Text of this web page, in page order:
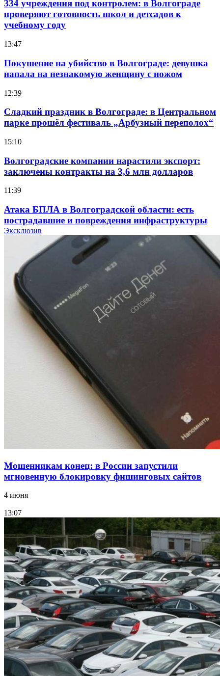
334 учреждения под контролем: в Волгограде
проверяют готовность школ и детсадов к
учебному году
13:47
Покушение на убийство в Волгограде: девушка
напала на незнакомую женщину с ножом
12:39
Сладкий праздник в Волгограде: в Центральном
парке прошёл фестиваль „Арбузный переполох“
15:10
Волгоградские компании нарастили экспорт:
заключены контракты на 3,6 млн долларов
11:39
Атака БПЛА в Волгоградской области: есть
пострадавшие и повреждения инфраструктуры
Волгоградские вузы в топе зарплатного
рейтинга: ВолгГТУ и ВолгГМУ вошли в топ‑15
для химической отрасли и фармацевтики
18:39
В Красноармейском районе Волгограда стартует
конкурс на ремонт моста через Волго‑Донской
судоходный канал
Фестиваль #ТриЧетыре в Волгограде пройдёт
11–13 сентября в рамках Года единства народов
Эксклюзив
Мошенникам конец: в России запустили
мгновенную блокировку фишинговых сайтов
4 июня
13:07